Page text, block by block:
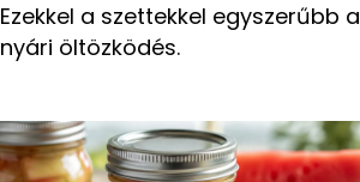
Ezekkel a szettekkel egyszerűbb a
nyári öltözködés.